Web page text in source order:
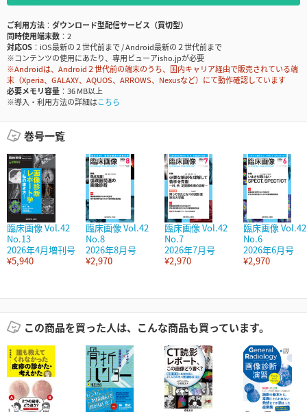
ご利用方法
ダウンロード型配信サービス（買切型）
同時使用端末数
2
対応OS
iOS最新の２世代前まで / Android最新の２世代前まで
※コンテンツの使用にあたり、専用ビューアisho.jpが必要
※Androidは、Android２世代前の端末のうち、国内キャリア経由で販売されている端
末（Xperia、GALAXY、AQUOS、ARROWS、Nexusなど）にて動作確認しています
必要メモリ容量
36 MB以上
※導入・利用方法の詳細はこちら
巻号一覧
臨床画像 Vol.42
No.13
2026年4月増刊号
¥5,940
臨床画像 Vol.42
No.8
2026年8月号
¥2,970
臨床画像 Vol.42
No.7
2026年7月号
¥2,970
臨床画像 Vol.42
No.6
2026年6月号
¥2,970
この商品を買った人は、こんな商品も買っています。